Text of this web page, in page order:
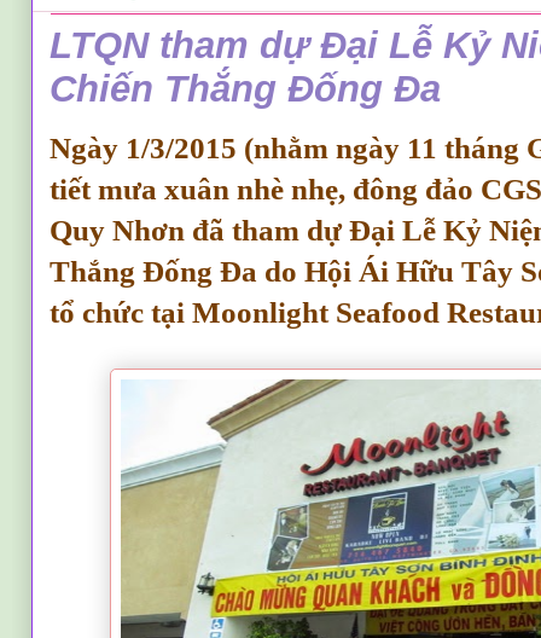
LTQN tham dự Đại Lễ Kỷ
Chiến Thắng Đống Đa
Ngày 1/3/2015 (nhằm ngày 11 tháng
tiết mưa xuân nhè nhẹ, đông đảo
Quy Nhơn đã tham dự Đại Lễ Kỷ
Thắng Đống Đa do Hội Ái Hữu Tây
tổ chức tại Moonlight Seafood